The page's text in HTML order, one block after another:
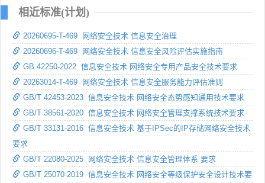
相近标准(计划)
20260695-T-469 网络安全技术 信息安全治理
20260696-T-469 网络安全技术 信息安全风险评估实施指南
GB 42250-2022 信息安全技术 网络安全专用产品安全技术要求
20263014-T-469 网络安全技术 信息安全服务能力评估准则
GB/T 42453-2023 信息安全技术 网络安全态势感知通用技术要求
GB/T 38561-2020 信息安全技术 网络安全管理支撑系统技术要求
GB/T 33131-2016 信息安全技术 基于IPSec的IP存储网络安全技术
要求
GB/T 22080-2025 网络安全技术 信息安全管理体系 要求
GB/T 25070-2019 信息安全技术 网络安全等级保护安全设计技术要